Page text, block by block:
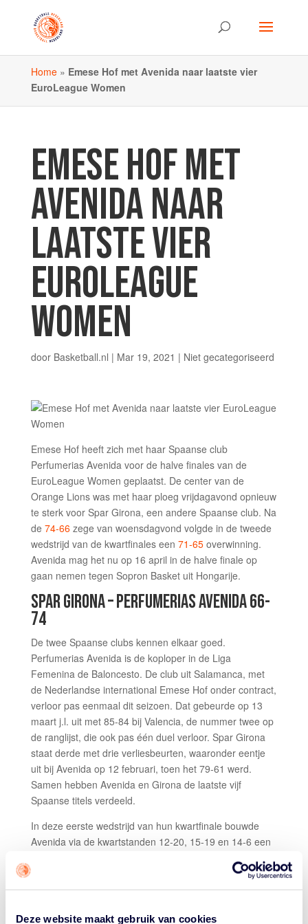
Deze website maakt gebruik van cookies
Home» Emese Hof met Avenida naar laatste vier
EuroLeague Women
EMESE HOF MET
AVENIDA NAAR
LAATSTE VIER
EUROLEAGUE
WOMEN
door Basketball.nl | Mar 19, 2021 | Niet gecategoriseerd
Emese Hof heeft zich met haar Spaanse club
Perfumerias Avenida voor de halve finales van de
EuroLeague Women geplaatst. De center van de
Orange Lions was met haar ploeg vrijdagavond opnieuw
te sterk voor Spar Girona, een andere Spaanse club. Na
de 74-66zege van woensdagvond volgde in de tweede
wedstrijd van de kwartfinales een 71-65overwinning.
Avenida mag het nu op 16 april in de halve finale op
gaan nemen tegen Sopron Basket uit Hongarije.
SPAR GIRONA – PERFUMERIAS AVENIDA 66-
74
De twee Spaanse clubs kennen elkaar goed.
Perfumerias Avenida is de koploper in de Liga
Femenina de Baloncesto. De club uit Salamanca, met
de Nederlandse international Emese Hof onder contract,
verloor pas eenmaal dit seizoen. Dat gebeurde op 13
maart j.l. uit met 85-84 bij Valencia, de nummer twee op
de ranglijst, die ook pas één duel verloor. Spar Girona
staat derde met drie verliesbeurten, waaronder eentje
uit bij Avenida op 12 februari, toen het 79-61 werd.
Samen hebben Avenida en Girona de laatste vijf
Spaanse titels verdeeld.
In deze eerste wedstrijd van hun kwartfinale bouwde
Avenida via de kwartstanden 12-20, 15-19 en 14-6 een
41-55 voorsprong op na drie kwarten spelen. Maar
Girona bleef vechten en kwam op drie minuten van het
einde terug tot 57-63 na een score van de Servische
guard/forward van Avenida met een de WNBA-verleden